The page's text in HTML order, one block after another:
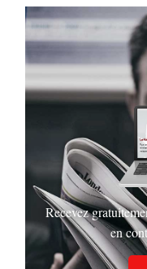
Recevez
en